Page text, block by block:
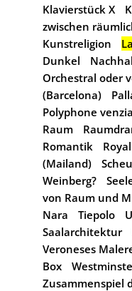
Klavierstück X
zwischen
Kunstreligion
Dunkel
Orchestral oder
(Barcelona)
Polyphone
Raum
Romantik
(Mailand)
Weinberg?
von Raum und
Nara
Tiepolo
Saalarchitektur
Veroneses
Box
Zusammenspiel